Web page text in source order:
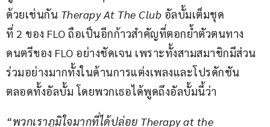
ด้วยเช่นกัน Therapy At The Club อัลบั้มเต็มชุด
ที่ 2 ของ FLO ถือเป็นอีกก้าวสำคัญที่ตอกย้ำตัวตนทาง
ดนตรีของ FLO อย่างชัดเจน เพราะทั้งสามสมาชิกมีส่วน
ร่วมอย่างมากทั้งในด้านการแต่งเพลงและโปรดักชัน
ตลอดทั้งอัลบั้ม โดยพวกเธอได้พูดถึงอัลบั้มนี้ว่า
“พวกเราภูมิใจมากที่ได้ปล่อย Therapy at the